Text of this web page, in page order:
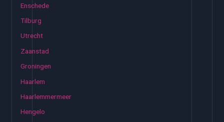
Enschede
Tilburg
Utrecht
Zaanstad
Groningen
Haarlem
Haarlemmermeer
Hengelo